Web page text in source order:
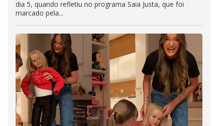
dia 5, quando refletiu no programa Saia Justa, que foi
marcado pela...